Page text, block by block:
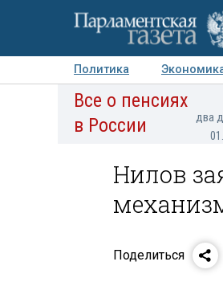
Политика
Авторы Персоны
Все о пенсиях
в России
два
Нилов
Поделиться